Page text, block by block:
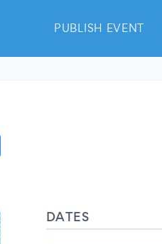
PUBLISH EVENT
DATES